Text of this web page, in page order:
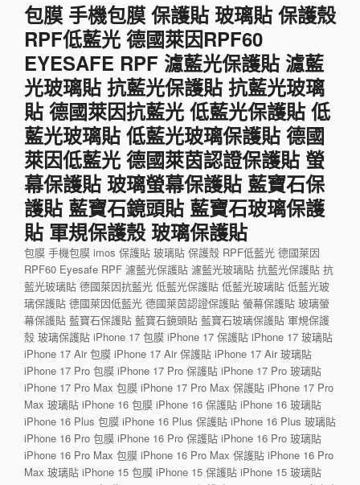
包膜 手機包膜 保護貼 玻璃貼 保護殼
RPF低藍光 德國萊因RPF60
EYESAFE RPF 濾藍光保護貼 濾藍
光玻璃貼 抗藍光保護貼 抗藍光玻璃
貼 德國萊因抗藍光 低藍光保護貼 低
藍光玻璃貼 低藍光玻璃保護貼 德國
萊因低藍光 德國萊茵認證保護貼 螢
幕保護貼 玻璃螢幕保護貼 藍寶石保
護貼 藍寶石鏡頭貼 藍寶石玻璃保護
貼 軍規保護殼 玻璃保護貼
包膜 手機包膜 imos 保護貼 玻璃貼 保護殼 RPF低藍光 德國萊因
RPF60 Eyesafe RPF 濾藍光保護貼 濾藍光玻璃貼 抗藍光保護貼 抗
藍光玻璃貼 德國萊因抗藍光 低藍光保護貼 低藍光玻璃貼 低藍光玻
璃保護貼 德國萊因低藍光 德國萊茵認證保護貼 螢幕保護貼 玻璃螢
幕保護貼 藍寶石保護貼 藍寶石鏡頭貼 藍寶石玻璃保護貼 軍規保護
殼 玻璃保護貼 iPhone 17 包膜 iPhone 17 保護貼 iPhone 17 玻璃貼
iPhone 17 Air 包膜 iPhone 17 Air 保護貼 iPhone 17 Air 玻璃貼
iPhone 17 Pro 包膜 iPhone 17 Pro 保護貼 iPhone 17 Pro 玻璃貼
iPhone 17 Pro Max 包膜 iPhone 17 Pro Max 保護貼 iPhone 17 Pro
Max 玻璃貼 iPhone 16 包膜 iPhone 16 保護貼 iPhone 16 玻璃貼
iPhone 16 Plus 包膜 iPhone 16 Plus 保護貼 iPhone 16 Plus 玻璃貼
iPhone 16 Pro 包膜 iPhone 16 Pro 保護貼 iPhone 16 Pro 玻璃貼
iPhone 16 Pro Max 包膜 iPhone 16 Pro Max 保護貼 iPhone 16 Pro
Max 玻璃貼 iPhone 15 包膜 iPhone 15 保護貼 iPhone 15 玻璃貼